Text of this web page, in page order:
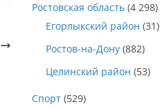
Ростовская область (4 298)
Егорлыкский район (31)
Ростов-на-Дону (882)
Целинский район (53)
Спорт (529)